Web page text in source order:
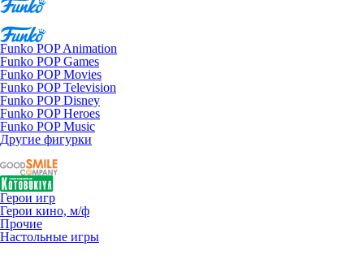
Funko POP Animation
Funko POP Games
Funko POP Movies
Funko POP Television
Funko POP Disney
Funko POP Heroes
Funko POP Music
Другие фигурки
Герои игр
Герои кино, м/ф
Прочие
Настольные игры